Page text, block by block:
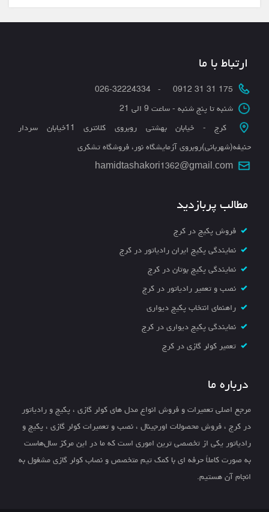
کد های عیب یابی کولر گازی اجنرال
ارتباط با ما
175 31 31 0912 - 026-32224334
شنبه تا پنج شنبه - ساعت 9 الی 21
کرج - خیابان بهشتی روبروی کلانتری 11خیابان سردار
حنیفه(شهربانی)روبروی آزمایشگاه نور، فروشگاه تشکری
hamidtashakori1362@gmail.com
مطالب پربازدید
فروش پکیج در کرج
نمایندگی پکیج ایران رادیاتور در کرج
نمایندگی پکیج بوتان در کرج
نصب و تعمیر رادیاتور در کرج
راهنمای انتخاب پکیج دیواری
نمایندگی پکیج دیواری در کرج
تعمیر کولر گازی در کرج
درباره ما
مرجع اصلی تعمیرات و فروش انواع مدل های کولر گازی ، پکیج و رادیاتور
در کرج ، فروش محصولات اورجینال ، نصب و تعمیرات کولر گازی ، پکیج و
رادیاتور یکی از تخصصی ترین اموری است که ما در این مرکز سال‌هاست
به صورت کاملاً حرفه ای با کمک تیم متخصص و نصاب کولر گازی مشغول به
انجام آن هستیم.